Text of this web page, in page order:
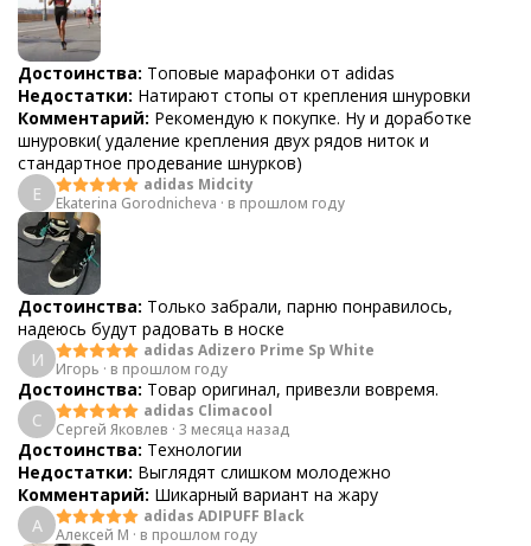
Достоинства: Топовые марафонки от adidas
Недостатки: Натирают стопы от крепления шнуровки
Комментарий: Рекомендую к покупке. Ну и доработке
шнуровки( удаление крепления двух рядов ниток и
стандартное продевание шнурков)
E
adidas Midcity
Ekaterina Gorodnicheva · в прошлом году
Достоинства: Только забрали, парню понравилось,
надеюсь будут радовать в носке
И
adidas Adizero Prime Sp White
Игорь · в прошлом году
Достоинства: Товар оригинал, привезли вовремя.
С
adidas Climacool
Сергей Яковлев · 3 месяца назад
Достоинства: Технологии
Недостатки: Выглядят слишком молодежно
Комментарий: Шикарный вариант на жару
А
adidas ADIPUFF Black
Алексей М · в прошлом году